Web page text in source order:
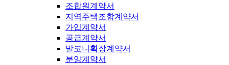
조합원계약서
지역주택조합계약서
가입계약서
공급계약서
발코니확장계약서
분양계약서